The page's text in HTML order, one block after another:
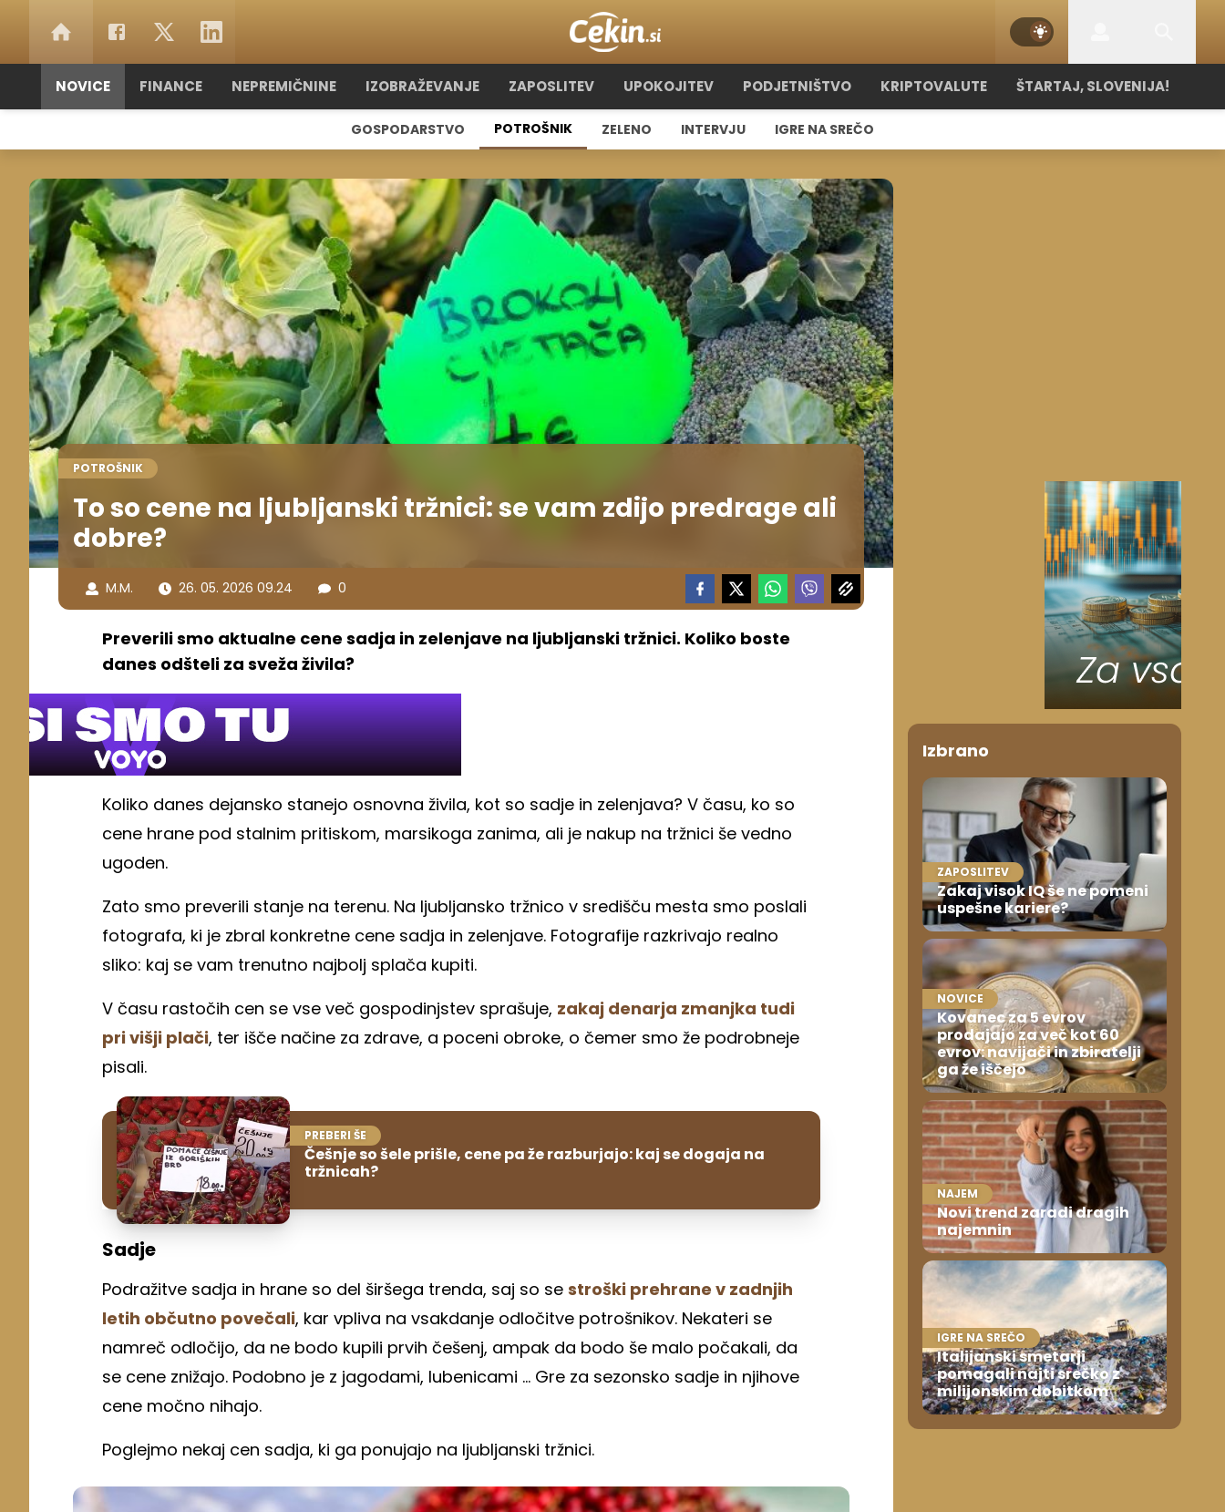
NOVICE FINANCE NEPREMIČNINE IZOBRAŽEVANJE ZAPOSLITEV UPOKOJITEV PODJETNIŠTVO KRIPTOVALUTE ŠTARTAJ, SLOVENIJA!
GOSPODARSTVO POTROŠNIK ZELENO INTERVJU IGRE NA SREČO
POTROŠNIK
To so cene na ljubljanski tržnici: se vam zdijo predrage ali
dobre?
M.M. 26. 05. 2026 09.24 0
Preverili smo aktualne cene sadja in zelenjave na ljubljanski tržnici. Koliko boste
danes odšteli za sveža živila?
Koliko danes dejansko stanejo osnovna živila, kot so sadje in zelenjava? V času, ko so
cene hrane pod stalnim pritiskom, marsikoga zanima, ali je nakup na tržnici še vedno
ugoden.
Zato smo preverili stanje na terenu. Na ljubljansko tržnico v središču mesta smo poslali
fotografa, ki je zbral konkretne cene sadja in zelenjave. Fotografije razkrivajo realno
sliko: kaj se vam trenutno najbolj splača kupiti.
V času rastočih cen se vse več gospodinjstev sprašuje, zakaj denarja zmanjka tudi
pri višji plači, ter išče načine za zdrave, a poceni obroke, o čemer smo že podrobneje
pisali.
PREBERI ŠE
Češnje so šele prišle, cene pa že razburjajo: kaj se dogaja na
tržnicah?
Sadje
Podražitve sadja in hrane so del širšega trenda, saj so se stroški prehrane v zadnjih
letih občutno povečali, kar vpliva na vsakdanje odločitve potrošnikov. Nekateri se
namreč odločijo, da ne bodo kupili prvih češenj, ampak da bodo še malo počakali, da
se cene znižajo. Podobno je z jagodami, lubenicami ... Gre za sezonsko sadje in njihove
cene močno nihajo.
Poglejmo nekaj cen sadja, ki ga ponujajo na ljubljanski tržnici.
Izbrano
ZAPOSLITEV
Zakaj visok IQ še ne pomeni
uspešne kariere?
NOVICE
Kovanec za 5 evrov
prodajajo za več kot 60
evrov: navijači in zbiratelji
ga že iščejo
NAJEM
Novi trend zaradi dragih
najemnin
IGRE NA SREČO
Italijanski smetarji
pomagali najti srečko z
milijonskim dobitkom